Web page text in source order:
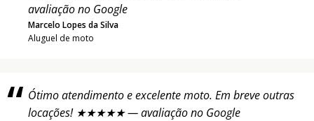
avaliação no Google
Marcelo Lopes da Silva
Aluguel de moto
Ótimo atendimento e excelente moto. Em breve outras
locações! ★★★★★ — avaliação no Google